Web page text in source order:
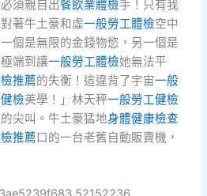
須親自出餐飲業體檢手！只有我
著牛土豪和虛一般勞工體檢空中
個是無限的金錢物慾，另一個是
端到讓一般勞工體檢她無法平
推薦的失衡！這違背了宇宙一般
檢美學！」林天秤一般勞工健檢
尖叫。牛土豪猛地身體健康檢查
推薦口的一台老舊自動販賣機，